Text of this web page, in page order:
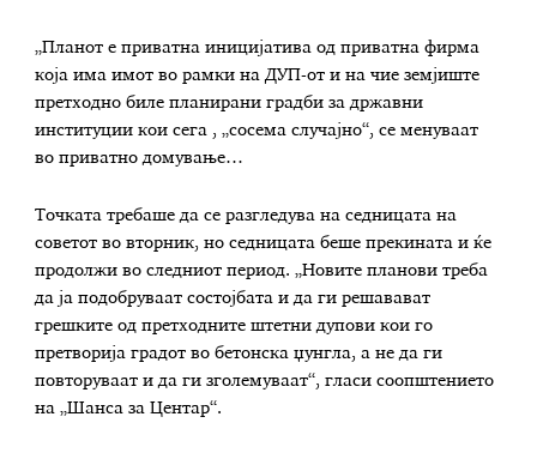
„Планот е приватна иницијатива од приватна фирма
која има имот во рамки на ДУП-от и на чие земјиште
претходно биле планирани градби за државни
институции кои сега , „сосема случајно“, се менуваат
во приватно домување…
Точката требаше да се разгледува на седницата на
советот во вторник, но седницата беше прекината и ќе
продолжи во следниот период. „Новите планови треба
да ја подобруваат состојбата и да ги решавават
грешките од претходните штетни дупови кои го
претворија градот во бетонска џунгла, а не да ги
повторуваат и да ги зголемуваат“, гласи соопштението
на „Шанса за Центар“.